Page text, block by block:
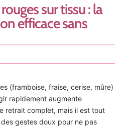
sur tissu : la
efficace sans
(framboise, fraise, cerise, mûre)
rapidement augmente
retrait complet, mais il est tout
gestes doux pour ne pas